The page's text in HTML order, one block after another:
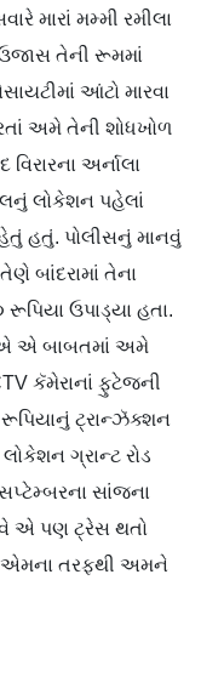
મારાં મમ્મી રમીલા
તેની રૂમમાં
આંટો મારવા
અમે તેની શોધખોળ
અર્નાલા
લોકેશન પહેલાં
હતું. પોલીસનું માનવું
બાંદરામાં તેના
રૂપિયા ઉપાડ્યા હતા.
એ બાબતમાં અમે
કૅમેરાનાં ફુટેજની
ટ્રાન્ઝૅક્શન
ગ્રાન્ટ રોડ
સાંજના
એ પણ ટ્રેસ થતો
એમના તરફથી અમને